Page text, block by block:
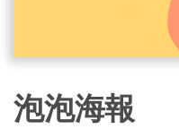
泡泡海報